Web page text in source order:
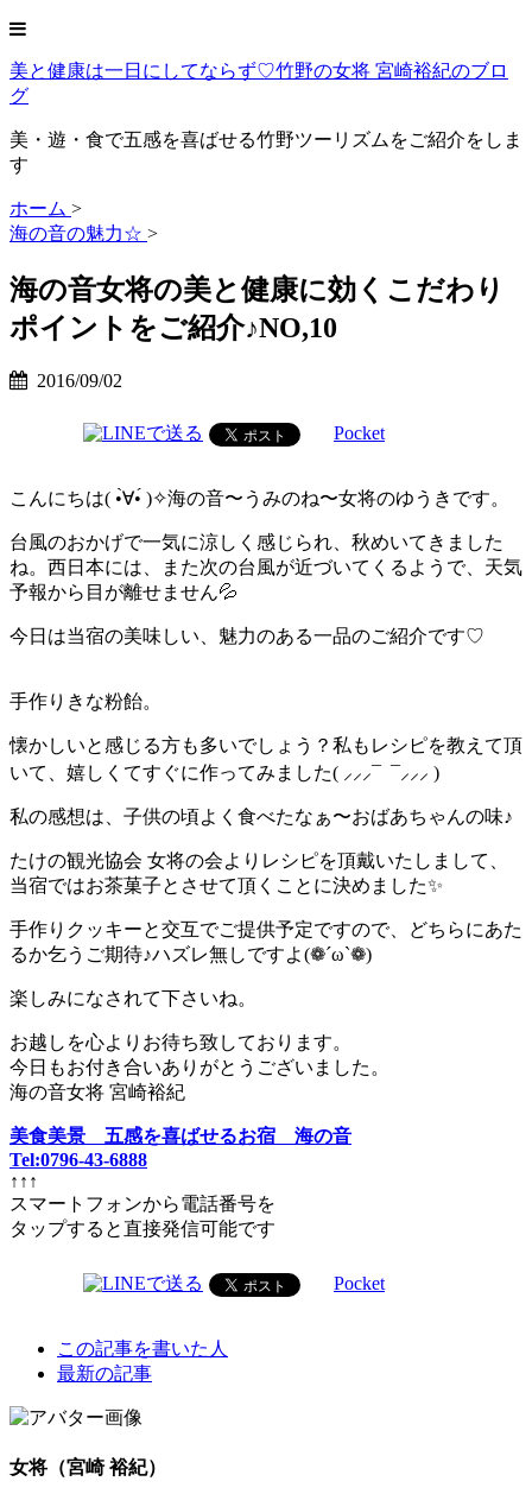
美と健康は一日にしてならず♡竹野の女将 宮崎裕紀のブロ
グ
美・遊・食で五感を喜ばせる竹野ツーリズムをご紹介をしま
す
ホーム >
海の音の魅力☆ >
海の音女将の美と健康に効くこだわり
ポイントをご紹介♪NO,10
2016/09/02
Pocket
こんにちは( •̀∀•́ )✧海の音〜うみのね〜女将のゆうきです。
台風のおかげで一気に涼しく感じられ、秋めいてきました
ね。西日本には、また次の台風が近づいてくるようで、天気
予報から目が離せません💦
今日は当宿の美味しい、魅力のある一品のご紹介です♡
手作りきな粉飴。
懐かしいと感じる方も多いでしょう？私もレシピを教えて頂
いて、嬉しくてすぐに作ってみました( ⸝⸝⸝¯ ¯⸝⸝⸝ )
私の感想は、子供の頃よく食べたなぁ〜おばあちゃんの味♪
たけの観光協会 女将の会よりレシピを頂戴いたしまして、
当宿ではお茶菓子とさせて頂くことに決めました✨
手作りクッキーと交互でご提供予定ですので、どちらにあた
るか乞うご期待♪ハズレ無しですよ(❁︎´ω`❁︎)
楽しみになされて下さいね。
お越しを心よりお待ち致しております。
今日もお付き合いありがとうございました。
海の音女将 宮崎裕紀
美食美景 五感を喜ばせるお宿 海の音
Tel:0796-43-6888
↑↑↑
スマートフォンから電話番号を
タップすると直接発信可能です
Pocket
following
tabs
change
content
below.
この記事を書いた人
最新の記事
女将（宮崎 裕紀）